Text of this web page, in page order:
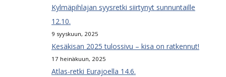
Kylmäpihlajan syysretki siirtynyt sunnuntaille
12.10.
9 syyskuun, 2025
Kesäkisan 2025 tulossivu – kisa on ratkennut!
17 heinäkuun, 2025
Atlas-retki Eurajoella 14.6.